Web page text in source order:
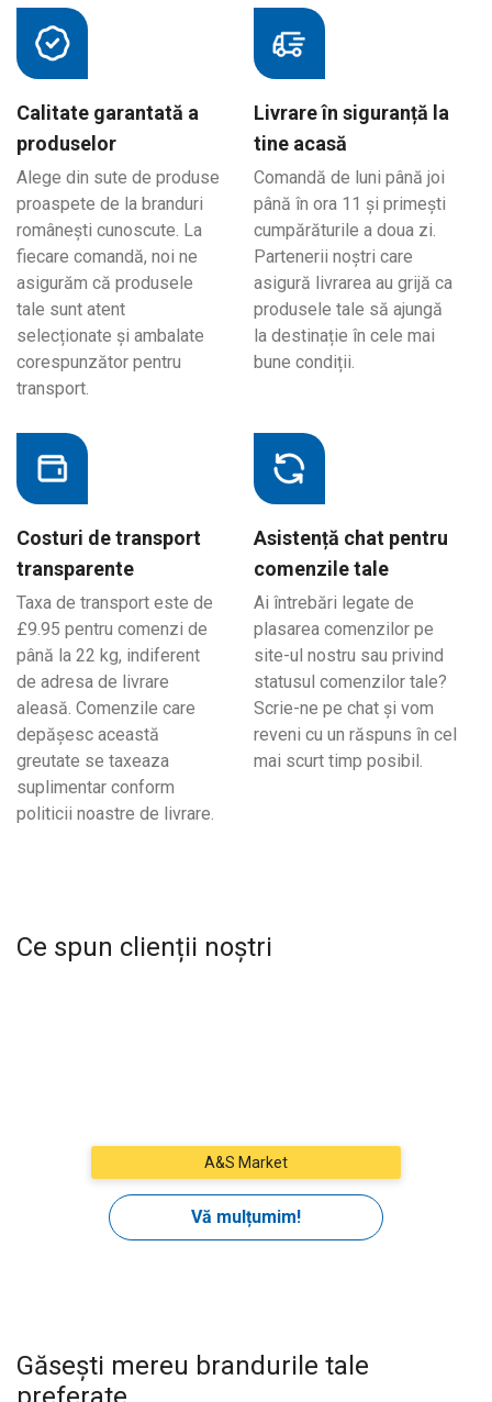
Calitate garantată a
produselor
Alege din sute de produse
proaspete de la branduri
românești cunoscute. La
fiecare comandă, noi ne
asigurăm că produsele
tale sunt atent
selecționate și ambalate
corespunzător pentru
transport.
Livrare în siguranță la
tine acasă
Comandă de luni până joi
până în ora 11 și primești
cumpărăturile a doua zi.
Partenerii noștri care
asigură livrarea au grijă ca
produsele tale să ajungă
la destinație în cele mai
bune condiții.
Costuri de transport
transparente
Taxa de transport este de
£9.95 pentru comenzi de
până la 22 kg, indiferent
de adresa de livrare
aleasă. Comenzile care
depășesc această
greutate se taxeaza
suplimentar conform
politicii noastre de livrare.
Asistență chat pentru
comenzile tale
Ai întrebări legate de
plasarea comenzilor pe
site-ul nostru sau privind
statusul comenzilor tale?
Scrie-ne pe chat și vom
reveni cu un răspuns în cel
mai scurt timp posibil.
Ce spun clienții noștri
Găsești mereu brandurile tale